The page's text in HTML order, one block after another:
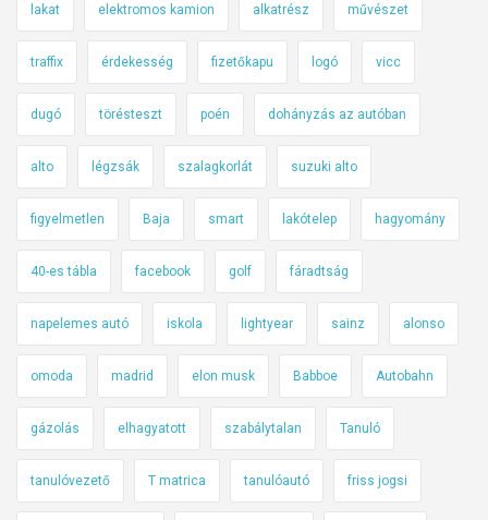
lakat elektromos kamion alkatrész művészet
traffix érdekesség fizetőkapu logó vicc
dugó törésteszt poén dohányzás az autóban
alto légzsák szalagkorlát suzuki alto
figyelmetlen Baja smart lakótelep hagyomány
40-es tábla facebook golf fáradtság
napelemes autó iskola lightyear sainz alonso
omoda madrid elon musk Babboe Autobahn
gázolás elhagyatott szabálytalan Tanuló
tanulóvezető T matrica tanulóautó friss jogsi